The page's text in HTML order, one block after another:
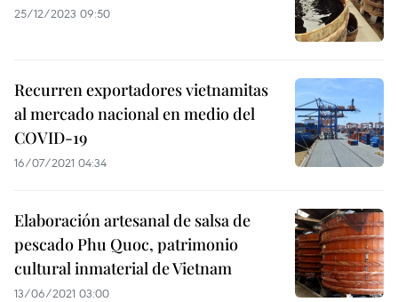
25/12/2023 09:50
Recurren exportadores vietnamitas
al mercado nacional en medio del
COVID-19
16/07/2021 04:34
Elaboración artesanal de salsa de
pescado Phu Quoc, patrimonio
cultural inmaterial de Vietnam
13/06/2021 03:00